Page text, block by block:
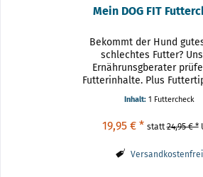
Mein DOG FIT
Bekommt der Hund
schlechtes Futter?
Ernährunsgberater
Futterinhalte. Plus
Vermittlung der
einer artgerechten
Viele
versprechen: Ein Futter
Inhalt: 1 Futtercheck
19,95 € * statt24,95 € *
Versandkostenfrei